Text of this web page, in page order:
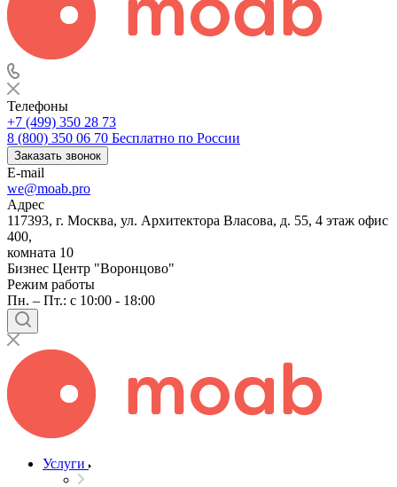
Телефоны
+7 (499) 350 28 73
8 (800) 350 06 70 Бесплатно по России
Заказать звонок
E-mail
we@moab.pro
Адрес
117393, г. Москва, ул. Архитектора Власова, д. 55, 4 этаж офис
400,
комната 10
Бизнес Центр "Воронцово"
Режим работы
Пн. – Пт.: с 10:00 - 18:00
Услуги